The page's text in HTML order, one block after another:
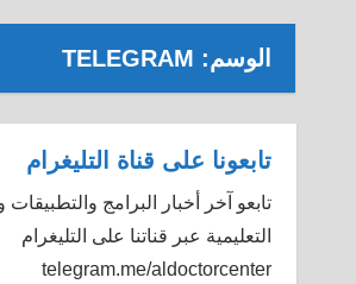
الوسم: TELEGRAM
تابعونا على قناة التليغرام
تابعو آخر أخبار البرامج
التعليمية عبر قناتنا على التليغرام
telegram.me/aldoctorcenter